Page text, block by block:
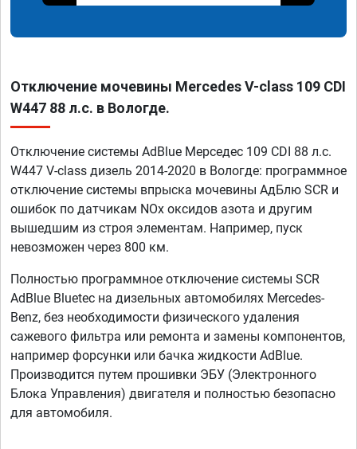
Отключение мочевины Mercedes V-class 109 CDI
W447 88 л.с. в Вологде.
Отключение системы AdBlue Мерседес 109 CDI 88 л.с.
W447 V-class дизель 2014-2020 в Вологде: программное
отключение системы впрыска мочевины АдБлю SCR и
ошибок по датчикам NOx оксидов азота и другим
вышедшим из строя элементам. Например, пуск
невозможен через 800 км.
Полностью программное отключение системы SCR
AdBlue Bluetec на дизельных автомобилях Mercedes-
Benz, без необходимости физического удаления
сажевого фильтра или ремонта и замены компонентов,
например форсунки или бачка жидкости AdBlue.
Производится путем прошивки ЭБУ (Электронного
Блока Управления) двигателя и полностью безопасно
для автомобиля.